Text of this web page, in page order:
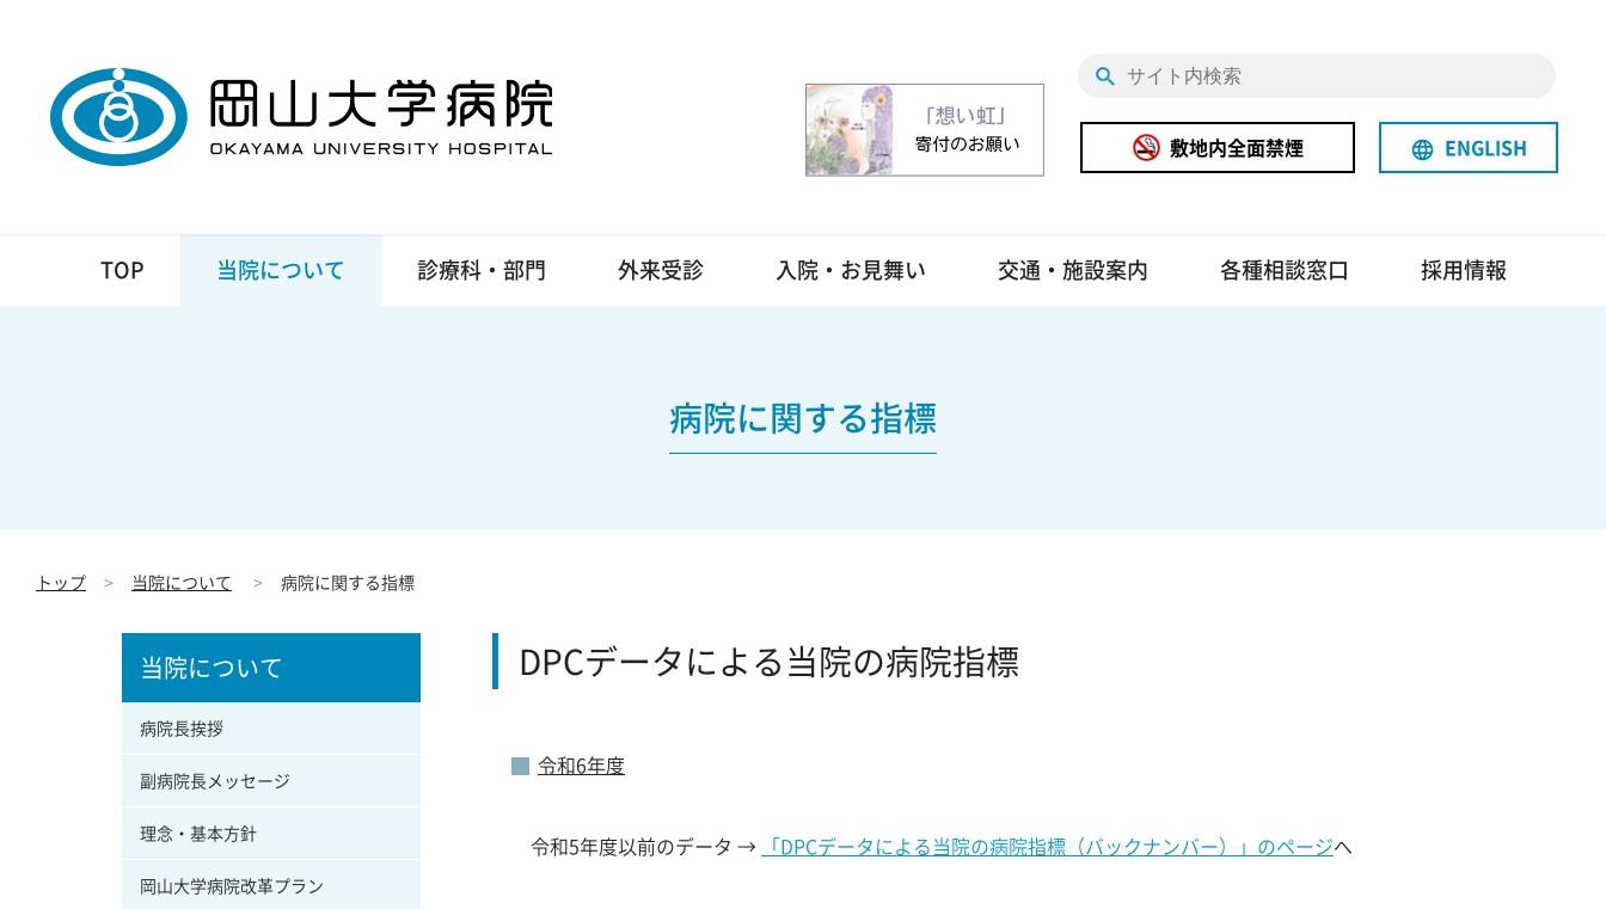
TOP 当院について 診療科・部門 外来受診 入院・お見舞い 交通・施設案内 各種相談窓口 採用情報
敷地内全面禁煙 language ENGLISH
病院に関する指標
トップ 当院について 病院に関する指標
DPCデータによる当院の病院指標
令和6年度
令和5年度以前のデータ → 「DPCデータによる当院の病院指標（バックナンバー）」のページへ
当院について
病院長挨拶
副病院長メッセージ
理念・基本方針
岡山大学病院改革プラン